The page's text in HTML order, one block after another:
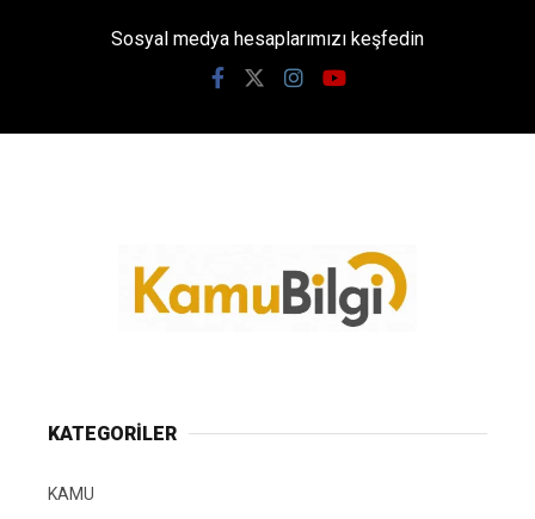
Sosyal medya hesaplarımızı keşfedin
KATEGORİLER
KAMU